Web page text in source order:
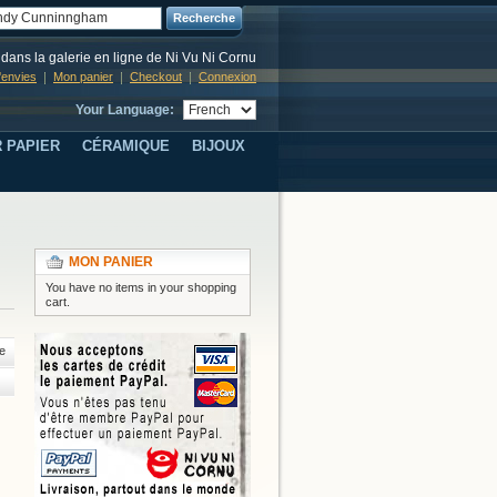
Recherche
la galerie en ligne de Ni Vu Ni Cornu
Mon panier Checkout Connexion
Your Language:
PAPIER CÉRAMIQUE BIJOUX
MON PANIER
You have no items in your shopping
cart.